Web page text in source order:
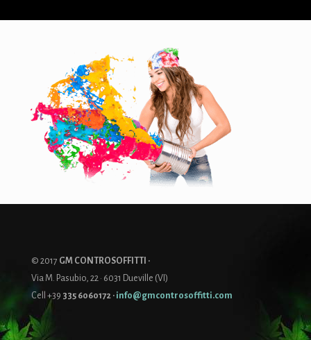
© 2017 GM CONTROSOFFITTI ·
Via M. Pasubio, 22 · 6031 Dueville (VI)
Cell +39 335 6060172 · info@gmcontrosoffitti.com